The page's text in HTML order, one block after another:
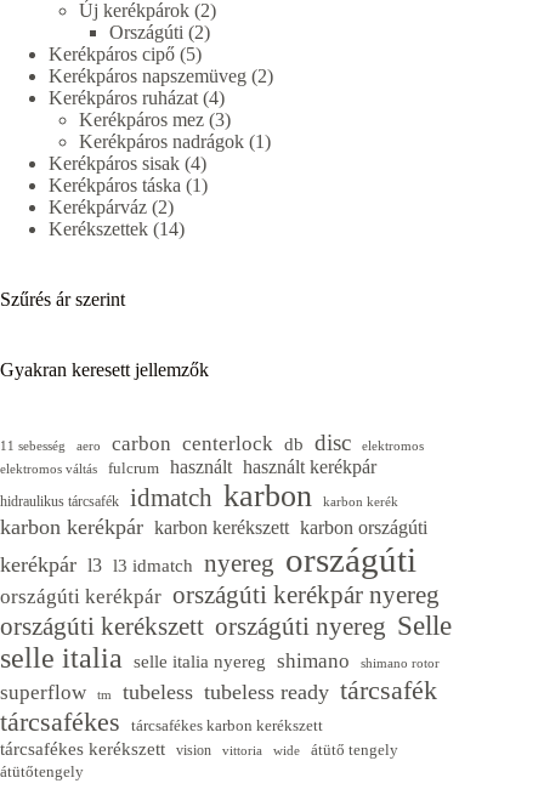
termék
Új kerékpárok 22
termék
Országúti 22
Kerékpáros cipő 55
termék
Kerékpáros napszemüveg 22
Kerékpáros ruházat 44
termék
Kerékpáros mez 33
termék
Kerékpáros nadrágok 11
Kerékpáros sisak 44
termék
Kerékpáros táska 11
Kerékpárváz 22
termék
Kerékszettek 1414
Szűrés ár szerint
Gyakran keresett jellemzők
11 sebesség aero carbon centerlock db disc
elektromos
elektromos váltás
fulcrum használt használt kerékpár
hidraulikus tárcsafék idmatch karbon karbon kerék
karbon kerékpár karbon kerékszett karbon országúti
kerékpár l3 l3 idmatch nyereg országúti
országúti kerékpár országúti kerékpár nyereg
országúti kerékszett országúti nyereg Selle
selle italia selle italia nyereg shimano shimano rotor
superflow tm tubeless tubeless ready tárcsafék
tárcsafékes
tárcsafékes karbon kerékszett
tárcsafékes kerékszett vision vittoria wide
átütő tengely
átütőtengely